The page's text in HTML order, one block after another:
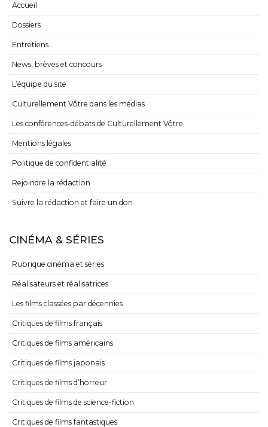
Accueil
Dossiers
Entretiens
News, brèves et concours
L’équipe du site
Culturellement Vôtre dans les médias
Les conférences-débats de Culturellement Vôtre
Mentions légales
Politique de confidentialité
Rejoindre la rédaction
Suivre la rédaction et faire un don
CINÉMA & SÉRIES
Rubrique cinéma et séries
Réalisateurs et réalisatrices
Les films classées par décennies
Critiques de films français
Critiques de films américains
Critiques de films japonais
Critiques de films d’horreur
Critiques de films de science-fiction
Critiques de films fantastiques